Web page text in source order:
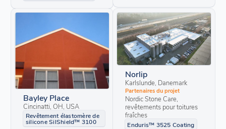
Bayley Place
Cincinatti, OH, USA
Revêtement élastomère de
silicone SilShield™ 3100
Norlip
Karlslunde, Danemark
Partenaires du projet
Nordic Stone Care,
revêtements pour toitures
fraîches
Enduris™ 3525 Coating